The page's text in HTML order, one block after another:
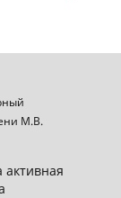
М.В.
активная